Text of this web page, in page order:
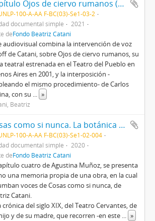
Capítulo Ojos de ciervo rumanos (Audiovisual). En diálogo con Carlos Vallina
100-A-AA F-BC(03)-Se1-03-2
documental simple
2021
deFondo Beatriz Catani
audiovisual combina la intervención de voz
de Catani, sobre Ojos de ciervo rumanos, su
teatral estrenada en el Teatro del Pueblo en
Aires en 2001, y la interposición -
el mismo procedimiento- de Carlos
con su ... »
Beatriz
Cosas como si nunca. La botánica de los fantasmas (Capítulo cuatro) 2020
100-A-AA F-BC(03)-Se1-02-004
documental simple
2020
deFondo Beatriz Catani
cuatro de Agustina Muñoz, se presenta
una memoria propia de una obra, en la cual
voces de Cosas como si nunca, de
Catani.
crónica del siglo XIX, del Teatro Cervantes, de
y de su madre, que recorren -en este ... »